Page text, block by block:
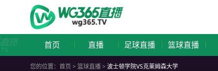
首页 直播 足球直播 篮球直播
您的位置： 首页 > 篮球直播> 波士顿学院VS克莱姆森大学